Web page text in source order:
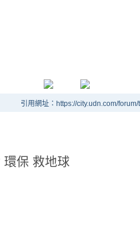
引用網址：https://city.udn.com/
環保 救地球